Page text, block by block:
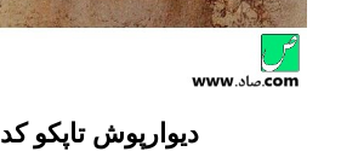
دیوارپوش تاپکو کد 1430